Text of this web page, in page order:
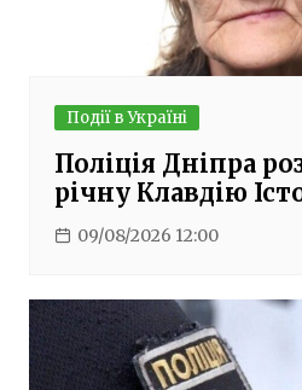
Події в Україні
Поліція Дніпра
річну Клавдію
09/08/2026 12:00